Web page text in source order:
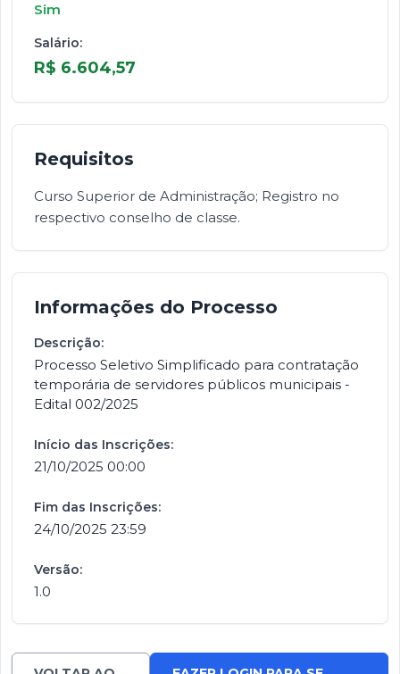
Sim
Salário:
R$ 6.604,57
Requisitos
Curso Superior de Administração; Registro no
respectivo conselho de classe.
Informações do Processo
Descrição:
Processo Seletivo Simplificado para contratação
temporária de servidores públicos municipais -
Edital 002/2025
Início das Inscrições:
21/10/2025 00:00
Fim das Inscrições:
24/10/2025 23:59
Versão:
1.0